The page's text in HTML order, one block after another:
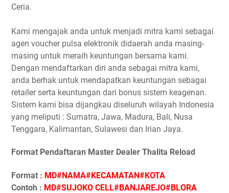
Ceria.
Kami mengajak anda untuk menjadi mitra kami sebagai
agen voucher pulsa elektronik didaerah anda masing-
masing untuk meraih keuntungan bersama kami.
Dengan mendaftarkan diri anda sebagai mitra kami,
anda berhak untuk mendapatkan keuntungan sebagai
retailer serta keuntungan dari bonus sistem keagenan.
Sistem kami bisa dijangkau diseluruh wilayah Indonesia
yang meliputi : Sumatra, Jawa, Madura, Bali, Nusa
Tenggara, Kalimantan, Sulawesi dan Irian Jaya.
Format Pendaftaran Master Dealer Thalita Reload
Format : MD#NAMA#KECAMATAN#KOTA
Contoh : MD#SUJOKO CELL#BANJAREJO#BLORA